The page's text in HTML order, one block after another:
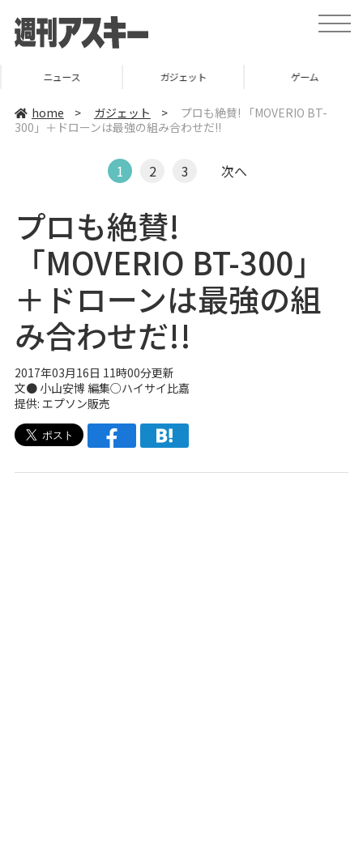
t
o
ニュース ガジェット ゲーム
home > ガジェット >
プロも絶賛! 「MOVERIO BT-
300」＋ドローンは最強の組み合わせだ!!
1 2 3 次へ
プロも絶賛!
「MOVERIO BT-300」
＋ドローンは最強の組
み合わせだ!!
2017年03月16日 11時00分更新
文● 小山安博 編集○ハイサイ比嘉
提供: エプソン販売